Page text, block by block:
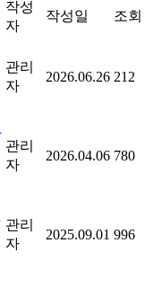
작성
자
작성일 조회
관리
자
2026.06.26 212
관리
자
2026.04.06 780
관리
자
2025.09.01 996